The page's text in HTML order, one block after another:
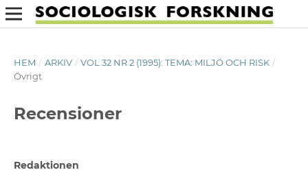
HEM / ARKIV / VOL 32 NR 2 (1995): TEMA: MILJÖ OCH RISK /
Övrigt
Recensioner
Redaktionen